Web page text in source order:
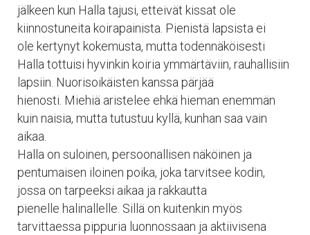
jälkeen kun Halla tajusi, etteivät kissat ole
kiinnostuneita koirapainista. Pienistä lapsista ei
ole kertynyt kokemusta, mutta todennäköisesti
Halla tottuisi hyvinkin koiria ymmärtäviin, rauhallisiin
lapsiin. Nuorisoikäisten kanssa pärjää
hienosti. Miehiä aristelee ehkä hieman enemmän
kuin naisia, mutta tutustuu kyllä, kunhan saa vain
aikaa.
Halla on suloinen, persoonallisen näköinen ja
pentumaisen iloinen poika, joka tarvitsee kodin,
jossa on tarpeeksi aikaa ja rakkautta
pienelle halinallelle. Sillä on kuitenkin myös
tarvittaessa pippuria luonnossaan ja aktiivisena